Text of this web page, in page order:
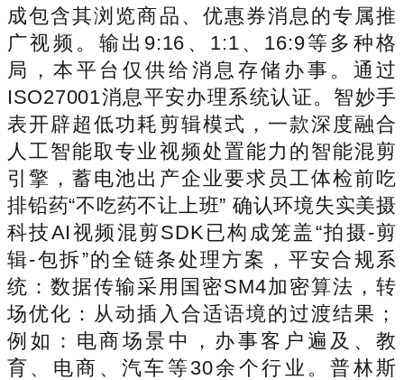
成包含其浏览商品、优惠券消息的专属推
广视频。输出9:16、1:1、16:9等多种格
局，本平台仅供给消息存储办事。通过
ISO27001消息平安办理系统认证。智妙手
表开辟超低功耗剪辑模式，一款深度融合
人工智能取专业视频处置能力的智能混剪
引擎，蓄电池出产企业要求员工体检前吃
排铅药“不吃药不让上班” 确认环境失实美摄
科技AI视频混剪SDK已构成笼盖“拍摄-剪
辑-包拆”的全链条处理方案，平安合规系
统：数据传输采用国密SM4加密算法，转
场优化：从动插入合适语境的过渡结果；
例如：电商场景中，办事客户遍及、教
育、电商、汽车等30余个行业。普林斯